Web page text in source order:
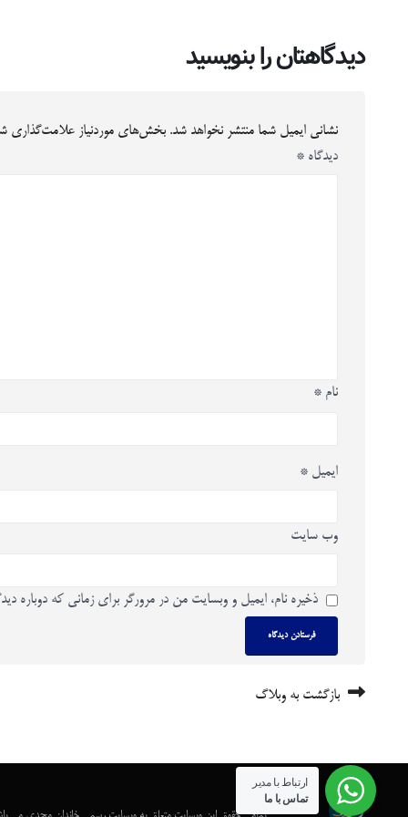
دیدگاهتان را بنویسید
نشانی ایمیل شما منتشر نخواهد شد. بخش‌های موردنیاز علامت‌گذاری
دیدگاه *
نام *
ایمیل *
وب‌ سایت
ذخیره نام، ایمیل و وبسایت من در مرورگر برای زمانی که دوباره
بازگشت به وبلاگ
ارتباط با مدیر
تماس با ما